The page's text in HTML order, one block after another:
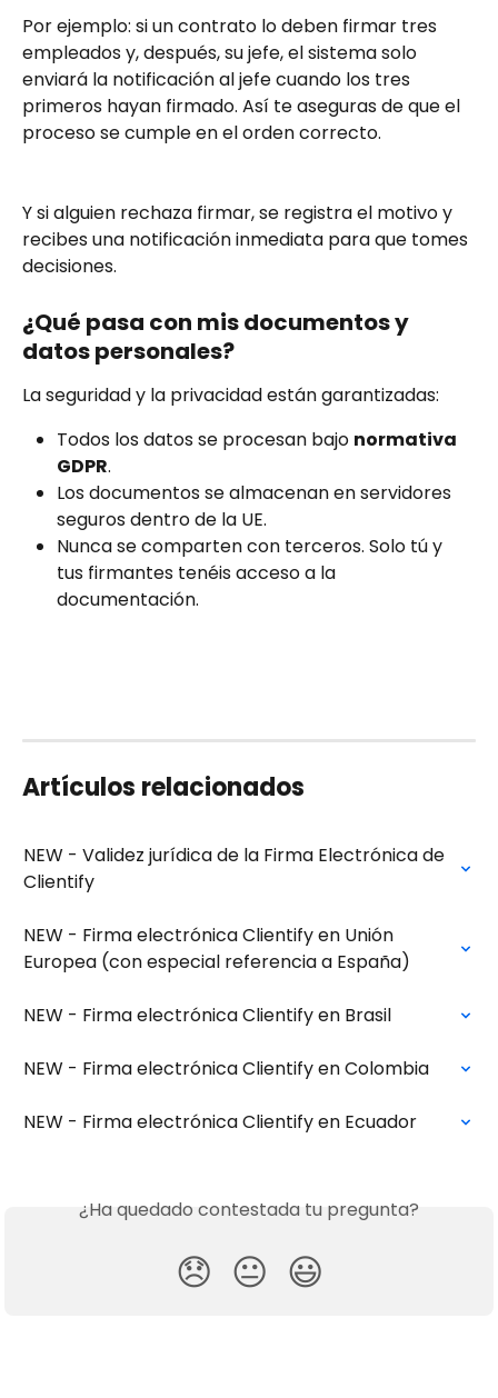
Por ejemplo: si un contrato lo deben firmar tres
empleados y, después, su jefe, el sistema solo
enviará la notificación al jefe cuando los tres
primeros hayan firmado. Así te aseguras de que el
proceso se cumple en el orden correcto.
Y si alguien rechaza firmar, se registra el motivo y
recibes una notificación inmediata para que tomes
decisiones.
¿Qué pasa con mis documentos y
datos personales?
La seguridad y la privacidad están garantizadas:
Todos los datos se procesan bajo normativa
GDPR.
Los documentos se almacenan en servidores
seguros dentro de la UE.
Nunca se comparten con terceros. Solo tú y
tus firmantes tenéis acceso a la
documentación.
Artículos relacionados
NEW - Validez jurídica de la Firma Electrónica de
Clientify
NEW - Firma electrónica Clientify en Unión
Europea (con especial referencia a España)
NEW - Firma electrónica Clientify en Brasil
NEW - Firma electrónica Clientify en Colombia
NEW - Firma electrónica Clientify en Ecuador
¿Ha quedado contestada tu pregunta?
😞 😐 😃